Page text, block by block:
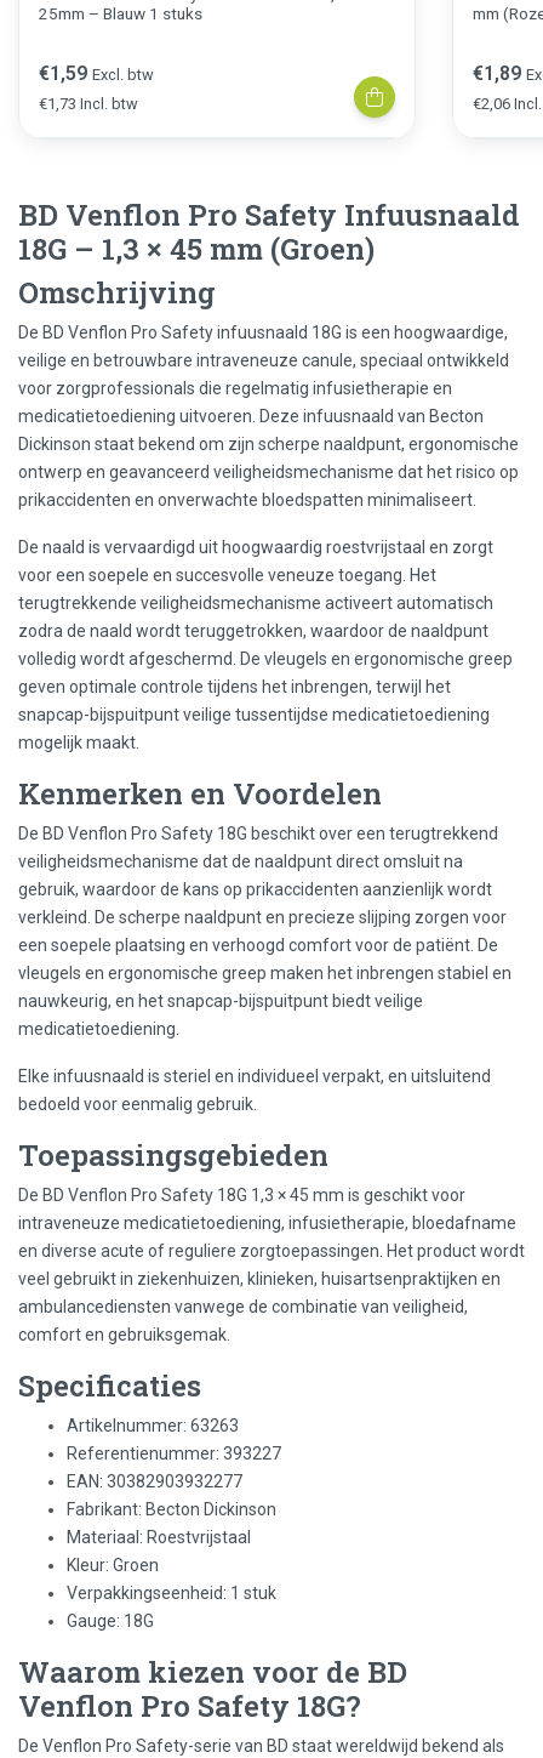
25mm – Blauw 1 stuks
€1,59 Excl. btw
€1,73 Incl. btw
mm
€1,89
€2,06
BD Venflon Pro Safety Infuusnaald
18G – 1,3 × 45 mm (Groen)
Omschrijving
De BD Venflon Pro Safety infuusnaald 18G is een hoogwaardige,
veilige en betrouwbare intraveneuze canule, speciaal ontwikkeld
voor zorgprofessionals die regelmatig infusietherapie en
medicatietoediening uitvoeren. Deze infuusnaald van Becton
Dickinson staat bekend om zijn scherpe naaldpunt, ergonomische
ontwerp en geavanceerd veiligheidsmechanisme dat het risico op
prikaccidenten en onverwachte bloedspatten minimaliseert.
De naald is vervaardigd uit hoogwaardig roestvrijstaal en zorgt
voor een soepele en succesvolle veneuze toegang. Het
terugtrekkende veiligheidsmechanisme activeert automatisch
zodra de naald wordt teruggetrokken, waardoor de naaldpunt
volledig wordt afgeschermd. De vleugels en ergonomische greep
geven optimale controle tijdens het inbrengen, terwijl het
snapcap-bijspuitpunt veilige tussentijdse medicatietoediening
mogelijk maakt.
Kenmerken en Voordelen
De BD Venflon Pro Safety 18G beschikt over een terugtrekkend
veiligheidsmechanisme dat de naaldpunt direct omsluit na
gebruik, waardoor de kans op prikaccidenten aanzienlijk wordt
verkleind. De scherpe naaldpunt en precieze slijping zorgen voor
een soepele plaatsing en verhoogd comfort voor de patiënt. De
vleugels en ergonomische greep maken het inbrengen stabiel en
nauwkeurig, en het snapcap-bijspuitpunt biedt veilige
medicatietoediening.
Elke infuusnaald is steriel en individueel verpakt, en uitsluitend
bedoeld voor eenmalig gebruik.
Toepassingsgebieden
De BD Venflon Pro Safety 18G 1,3 × 45 mm is geschikt voor
intraveneuze medicatietoediening, infusietherapie, bloedafname
en diverse acute of reguliere zorgtoepassingen. Het product wordt
veel gebruikt in ziekenhuizen, klinieken, huisartsenpraktijken en
ambulancediensten vanwege de combinatie van veiligheid,
comfort en gebruiksgemak.
Specificaties
Artikelnummer: 63263
Referentienummer: 393227
EAN: 30382903932277
Fabrikant: Becton Dickinson
Materiaal: Roestvrijstaal
Kleur: Groen
Verpakkingseenheid: 1 stuk
Gauge: 18G
Waarom kiezen voor de BD
Venflon Pro Safety 18G?
De Venflon Pro Safety-serie van BD staat wereldwijd bekend als